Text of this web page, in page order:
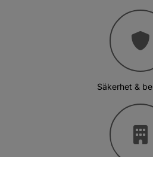
Säkerhet &